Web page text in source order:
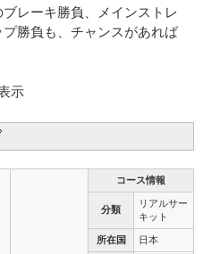
レーキ勝負、メインストレ
勝負も、チャンスがあれば
示
コース情報
分類
リアルサー
キット
所在国 日本